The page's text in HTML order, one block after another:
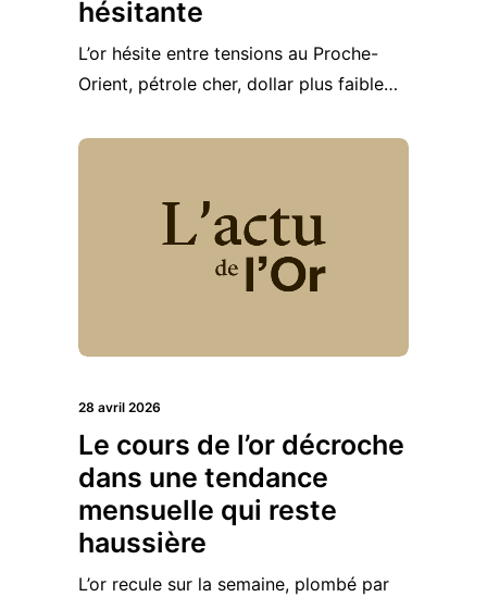
hésitante
L’or hésite entre tensions au Proche-
Orient, pétrole cher, dollar plus faible…
28 avril 2026
Le cours de l’or décroche
dans une tendance
mensuelle qui reste
haussière
L’or recule sur la semaine, plombé par